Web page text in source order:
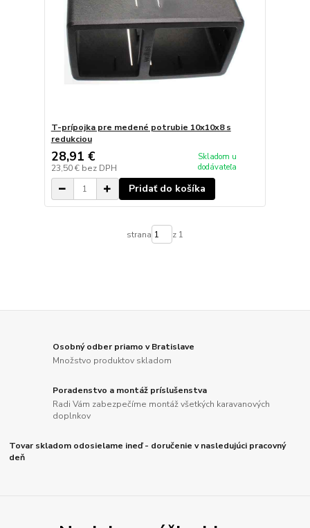
T-prípojka pre medené potrubie 10x10x8 s
redukciou
28,91 €
23,50 € bez DPH
Skladom u
dodávateľa
Pridať do košíka
strana z 1
Osobný odber priamo v Bratislave
Množstvo produktov skladom
Poradenstvo a montáž príslušenstva
Radi Vám zabezpečíme montáž všetkých karavanových
doplnkov
Tovar skladom odosielame ineď - doručenie v nasledujúci pracovný
deň